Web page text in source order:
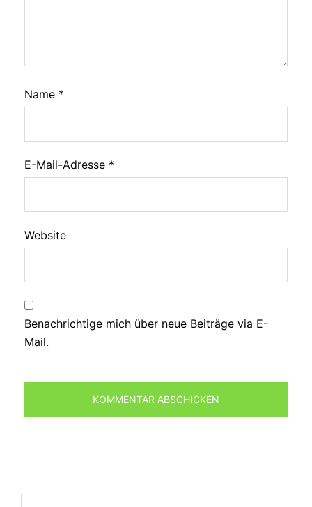
Name *
E-Mail-Adresse *
Website
Benachrichtige mich über neue Beiträge via E-
Mail.